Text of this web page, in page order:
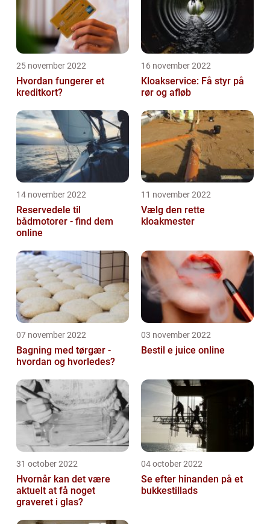
25 november 2022
Hvordan fungerer et
kreditkort?
16 november 2022
Kloakservice: Få styr på
rør og afløb
14 november 2022
Reservedele til
bådmotorer - find dem
online
11 november 2022
Vælg den rette
kloakmester
07 november 2022
Bagning med tørgær -
hvordan og hvorledes?
03 november 2022
Bestil e juice online
31 october 2022
Hvornår kan det være
aktuelt at få noget
graveret i glas?
04 october 2022
Se efter hinanden på et
bukkestillads